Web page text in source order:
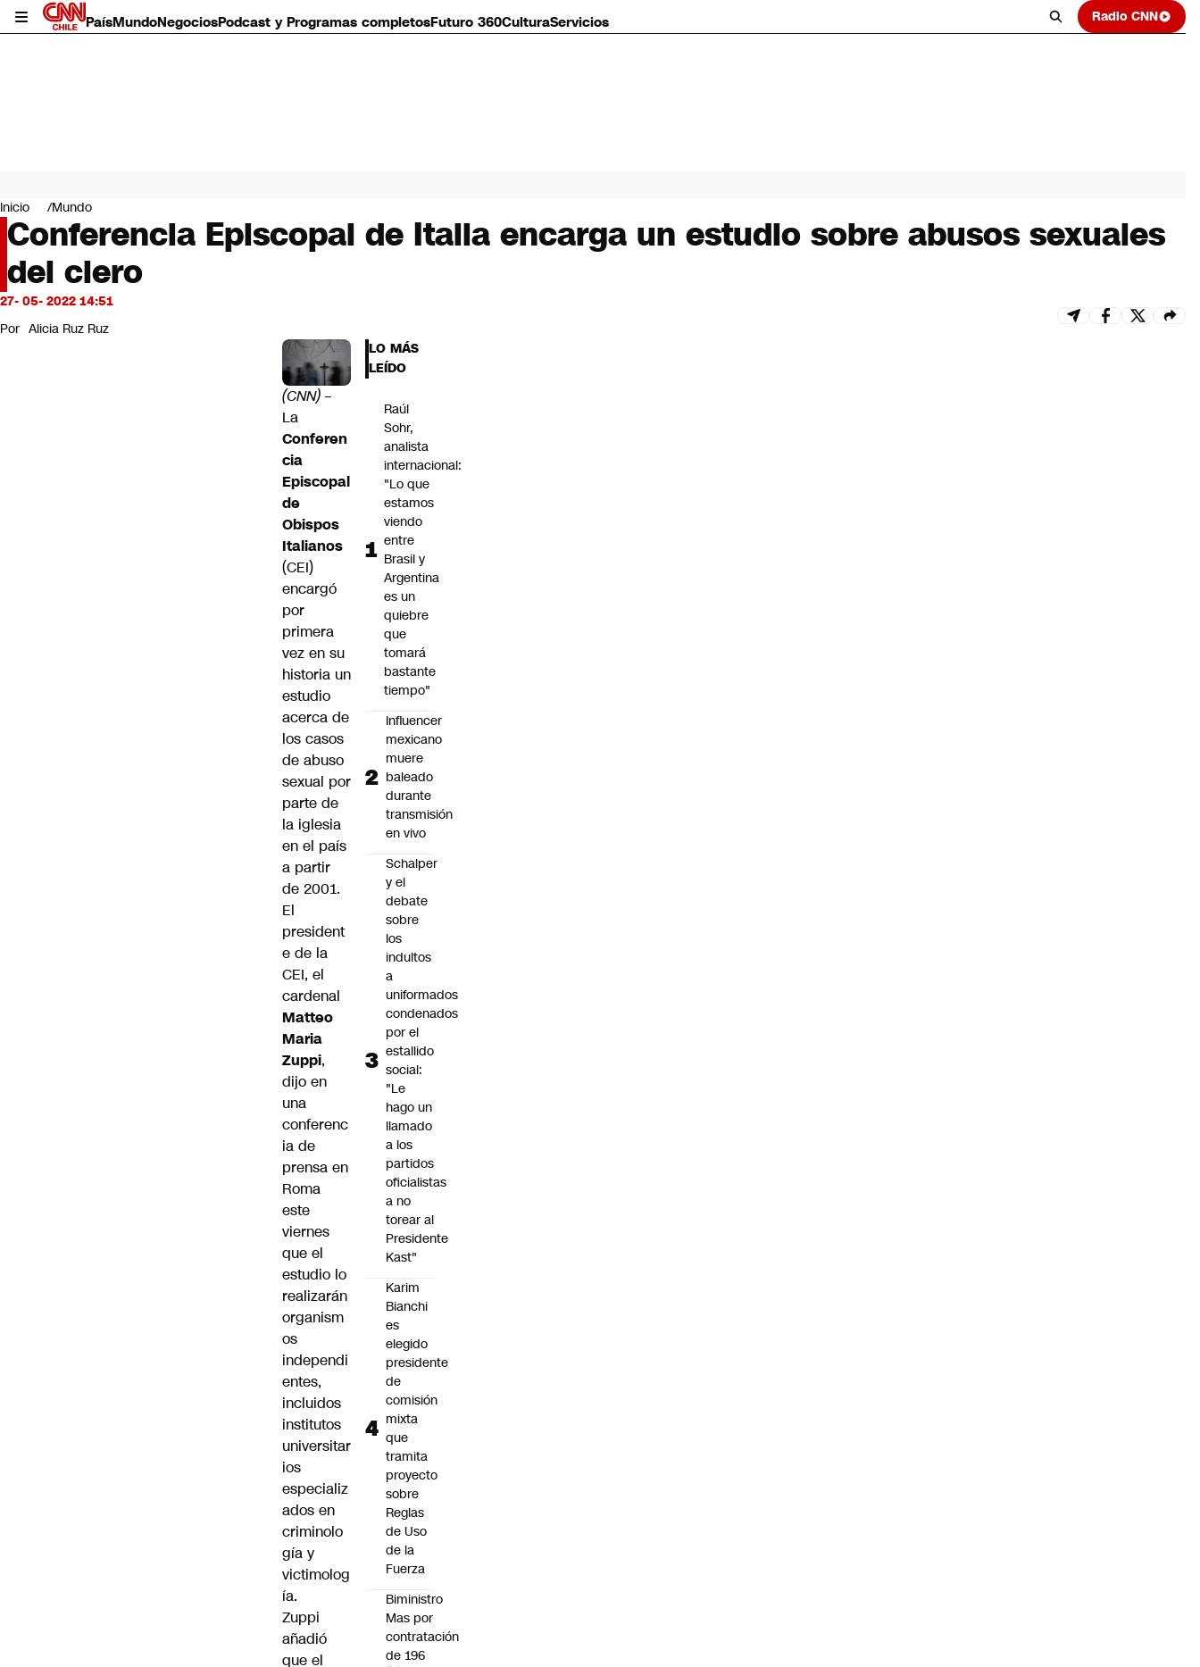
PaísMundoNegociosPodcast y Programas completosFuturo 360CulturaServicios Radio CNN
Mundo
Negocios
Deportes
Programas completos
Cultura
Servicios
Bits
CNN Data
Inicio Mundo
Conferencia Episcopal de Italia encarga un estudio sobre abusos sexuales
del clero
27- 05- 2022 14:51
Por Alicia Ruz Ruz
(CNN) –
La
Conferen
cia
Episcopal
de
Obispos
Italianos
(CEI)
encargó
por
primera
vez en su
historia un
estudio
acerca de
los casos
de abuso
sexual por
parte de
la iglesia
en el país
a partir
de 2001.
El
president
e de la
CEI, el
cardenal
Matteo
Maria
Zuppi,
dijo en
una
conferenc
ia de
prensa en
Roma
este
viernes
que el
estudio lo
realizarán
organism
os
independi
entes,
incluidos
institutos
universitar
ios
especializ
ados en
criminolo
gía y
victimolog
ía.
Zuppi
añadió
que el
LO MÁS
LEÍDO
Raúl
Sohr,
analista
internacional:
"Lo que
estamos
viendo
entre
Brasil y
Argentina
es un
quiebre
que
tomará
bastante
tiempo"
Influencer
mexicano
muere
baleado
durante
transmisión
en vivo
Schalper
y el
debate
sobre
los
indultos
a
uniformados
condenados
por el
estallido
social:
"Le
hago un
llamado
a los
partidos
oficialistas
a no
torear al
Presidente
Kast"
Karim
Bianchi
es
elegido
presidente
de
comisión
mixta
que
tramita
proyecto
sobre
Reglas
de Uso
de la
Fuerza
Biministro
Mas por
contratación
de 196